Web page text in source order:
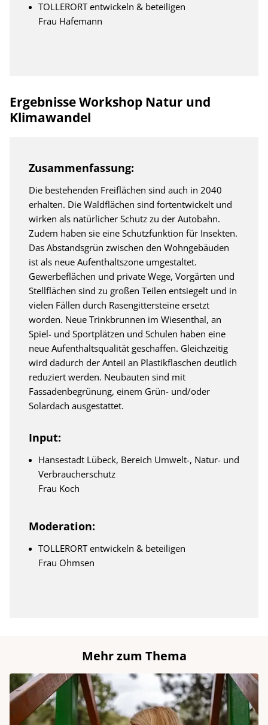
TOLLERORT entwickeln & beteiligen
Frau Hafemann
Ergebnisse Workshop Natur und
Klimawandel
Zusammenfassung:
Die bestehenden Freiflächen sind auch in 2040
erhalten. Die Waldflächen sind fortentwickelt und
wirken als natürlicher Schutz zu der Autobahn.
Zudem haben sie eine Schutzfunktion für Insekten.
Das Abstandsgrün zwischen den Wohngebäuden
ist als neue Aufenthaltszone umgestaltet.
Gewerbeflächen und private Wege, Vorgärten und
Stellflächen sind zu großen Teilen entsiegelt und in
vielen Fällen durch Rasengittersteine ersetzt
worden. Neue Trinkbrunnen im Wiesenthal, an
Spiel- und Sportplätzen und Schulen haben eine
neue Aufenthaltsqualität geschaffen. Gleichzeitig
wird dadurch der Anteil an Plastikflaschen deutlich
reduziert werden. Neubauten sind mit
Fassadenbegrünung, einem Grün- und/oder
Solardach ausgestattet.
Input:
Hansestadt Lübeck, Bereich Umwelt-, Natur- und
Verbraucherschutz
Frau Koch
Moderation:
TOLLERORT entwickeln & beteiligen
Frau Ohmsen
Mehr zum Thema